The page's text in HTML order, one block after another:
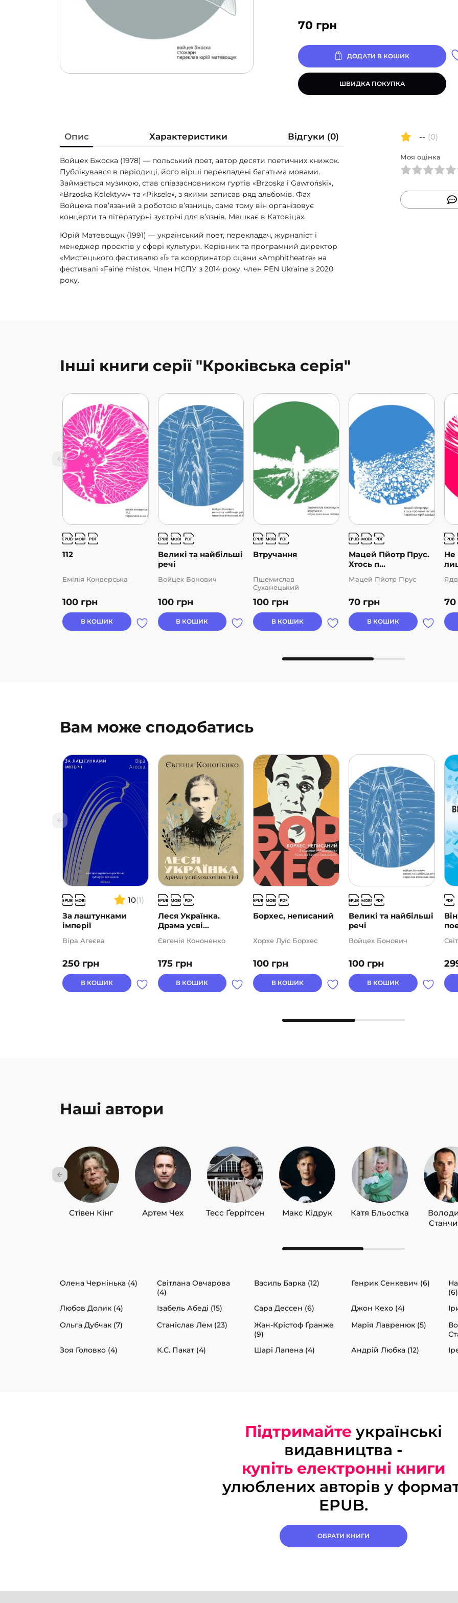
70 грн
ДОДАТИ В КОШИК
ШВИДКА ПОКУПКА
Опис Характеристики Відгуки (0)
Войцех Бжоска (1978) — польський поет, автор десяти поетичних книжок.
Публікувався в періодиці, його вірші перекладені багатьма мовами.
Займається музикою, став співзасновником гуртів «Brzoska i Gawroński»,
«Brzoska Kolektyw» та «Piksele», з якими записав ряд альбомів. Фах
Войцеха пов’язаний з роботою в’язниць, саме тому він організовує
концерти та літературні зустрічі для в’язнів. Мешкає в Катовіцах.
Юрій Матевощук (1991) — український поет, перекладач, журналіст і
менеджер проєктів у сфері культури. Керівник та програмний директор
«Мистецького фестивалю «Ї» та координатор сцени «Amphitheatre» на
фестивалі «Faine misto». Член НСПУ з 2014 року, член PEN Ukraine з 2020
року.
-- (0)
Моя оцінка
Інші книги серії "Кроківська серія"
112
100 грн
Eмілія Конверська
В КОШИК
Великі та найбільші
речі
100 грн
Войцех Бонович
В КОШИК
Втручання
100 грн
Пшемислав
Суханецький
В КОШИК
Мацей Пйотр Прус.
Хтось п...
70 грн
Мацей Пйотр Прус
В КОШИК
Не
70
Вам може сподобатись
10(1)
За лаштунками
імперії
250 грн
Віра Агеєва
В КОШИК
Леся Українка.
Драма усві...
175 грн
Євгенія Кононенко
В КОШИК
Борхес, неписаний
100 грн
Хорхе Луїс Борхес
В КОШИК
Великі та найбільші
речі
100 грн
Войцех Бонович
В КОШИК
Наші автори
Стівен Кінг Артем Чех Тесс Ґеррітсен Макс Кідрук Катя Бльостка
Олена Чернінька (4)
Світлана Овчарова
(4)
Василь Барка (12) Генрик Сенкевич (6)
(6)
Любов Долик (4)
Ізабель Абеді (15) Сара Дессен (6) Джон Кехо (4)
Ольга Дубчак (7)
Станіслав Лем (23)
Жан-Крістоф Ґранже
(9)
Марія Лавренюк (5)
Зоя Головко (4)
К.С. Пакат (4) Шарі Лапена (4) Андрій Любка (12)
Підтримайте українські
видавництва -
купіть електронні книги
улюблених авторів у
EPUB.
ОБРАТИ КНИГИ